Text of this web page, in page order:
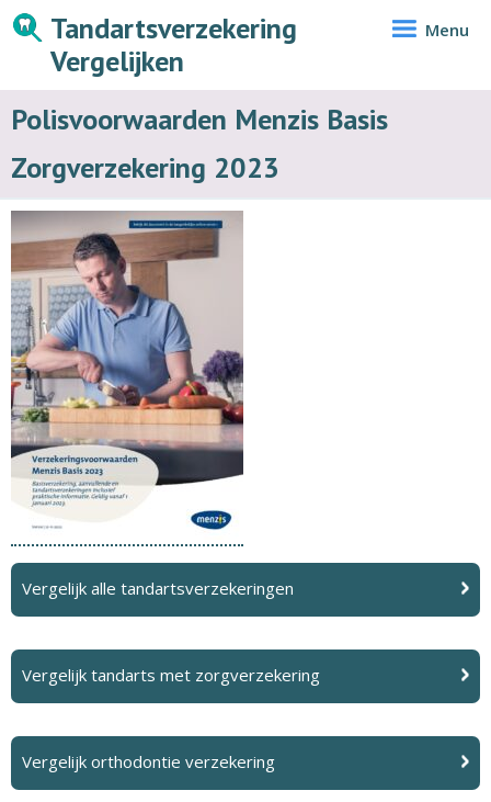
Tandartsverzekering
Vergelijken
Menu
Polisvoorwaarden Menzis Basis
Zorgverzekering 2023
Vergelijk alle tandartsverzekeringen
Vergelijk tandarts met zorgverzekering
Vergelijk orthodontie verzekering